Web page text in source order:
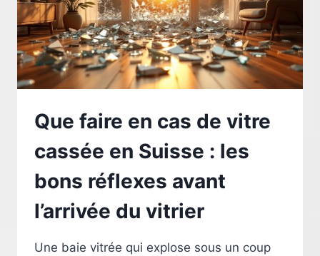
ET
COMMENT
LES
PRÉPARER
Que faire en cas de vitre
cassée en Suisse : les
bons réflexes avant
l’arrivée du vitrier
Une baie vitrée qui explose sous un coup